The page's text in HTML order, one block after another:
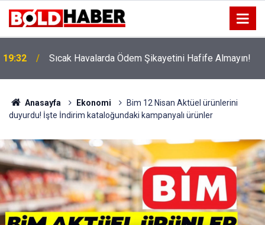
19:32 Sıcak Havalarda Ödem Şikayetini Hafife Almayın!
Anasayfa Ekonomi
Bim 12 Nisan Aktüel ürünlerini
duyurdu! İşte İndirim kataloğundaki kampanyalı ürünler